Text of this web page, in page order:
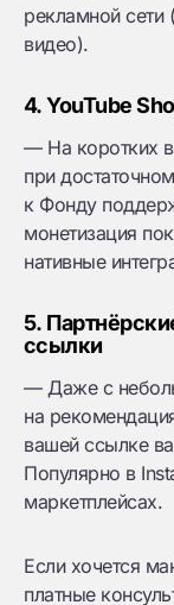
рекламной сети
видео).
4. YouTube
— На коротких
при
к Фонду
монетизация
нативные
5.
ссылки
— Даже с
на
вашей ссылке
Популярно в
маркетплейсах.
Если хочется
платные